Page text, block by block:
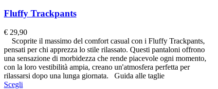
Fluffy Trackpants
€ 29,90
Scoprite il massimo del comfort casual con i Fluffy Trackpants,
pensati per chi apprezza lo stile rilassato. Questi pantaloni offrono
una sensazione di morbidezza che rende piacevole ogni momento,
con la loro vestibilità ampia, creano un'atmosfera perfetta per
rilassarsi dopo una lunga giornata. Guida alle taglie
Scegli